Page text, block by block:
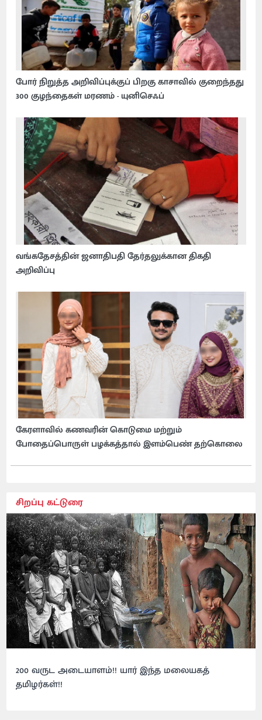
போர் நிறுத்த அறிவிப்புக்குப் பிறகு காசாவில் குறைந்தது
300 குழந்தைகள் மரணம் - யுனிசெஃப்
வங்கதேசத்தின் ஜனாதிபதி தேர்தலுக்கான திகதி
அறிவிப்பு
கேரளாவில் கணவரின் கொடுமை மற்றும்
போதைப்பொருள் பழக்கத்தால் இளம்பெண் தற்கொலை
சிறப்பு கட்டுரை
200 வருட அடையாளம்!! யார் இந்த மலையகத்
தமிழர்கள்!!